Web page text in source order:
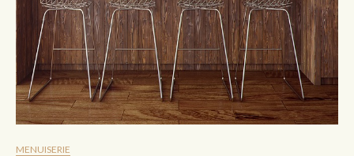
MENUISERIE